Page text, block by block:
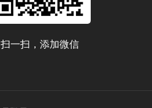
扫一扫，添加微信